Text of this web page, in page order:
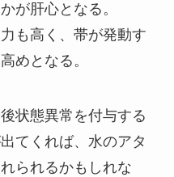
が肝心となる。
も高く、帯が発動す
めとなる。
状態異常を付与する
てくれば、水のアタ
られるかもしれな